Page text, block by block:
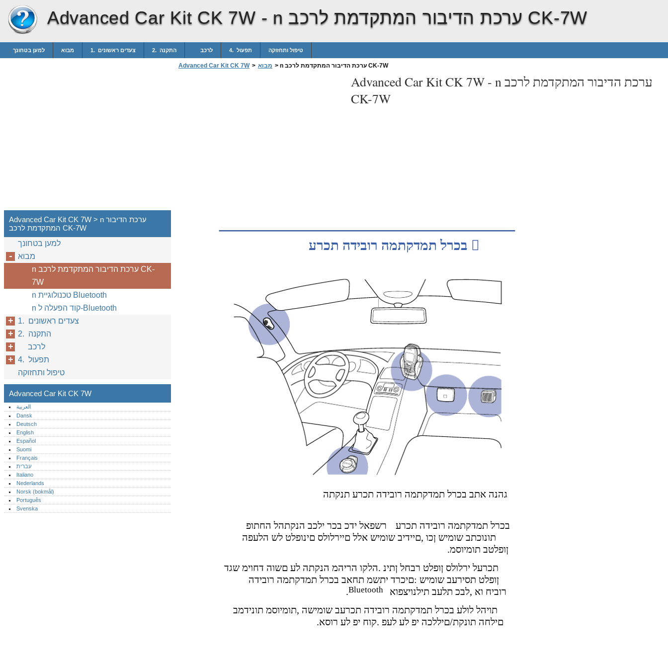
Advanced Car Kit CK 7W - n ערכת הדיבור המתקדמת לרכב CK-7W
למען בטחונך מבוא 1. צעדים ראשונים 2. התקנה לרכב 4. תפעול טיפול ותחזוקה
Advanced Car Kit CK 7W > מבוא > n ערכת הדיבור המתקדמת לרכב CK-7W
Advanced Car Kit CK 7W - n ערכת הדיבור המתקדמת לרכב
CK-7W

גהנה אתב בכרל תמדקתמה רובידה תכרע תנקתה
רשפאל ידכ בכר ילכב הנקתהל החתופ
בכרל תמדקתמה רובידה תכרע
תונוכתב שומיש ןכו ,םיידיב שומיש אלל םיירלולס םינופלט לש הלעפה
.ןופלטב תומיוסמ
תכרעל ירלולס ןופלט רבחל ןתינ .הלקו הריהמ הנקתה לע םשוה דחוימ שגד
ןופלט תסירעב שומיש :םיכרד יתשמ תחאב בכרל תמדקתמה רובידה
.Bluetooth
רוביח וא ,לבכ תלעב תילנויצפוא
תויהל לולע בכרל תמדקתמה רובידה תכרעב שומישה ,תומיוסמ תונידמב
.םילחה תונקת/םיללכה יפ לע לעפ .קוח יפ לע רוסא
Advanced Car Kit CK 7W > n ערכת הדיבור
המתקדמת לרכב CK-7W
למען בטחונך
מבוא
n ערכת הדיבור המתקדמת לרכב CK-
7W
n טכנולוגיית Bluetooth
n קוד הפעלה ל-Bluetooth
1. צעדים ראשונים
2. התקנה
לרכב
4. תפעול
טיפול ותחזוקה
Advanced Car Kit CK 7W
العربية
Dansk
Deutsch
English
Español
Suomi
Français
עברית
Italiano
Nederlands
Norsk (bokmål)‎
Português‎
Svenska